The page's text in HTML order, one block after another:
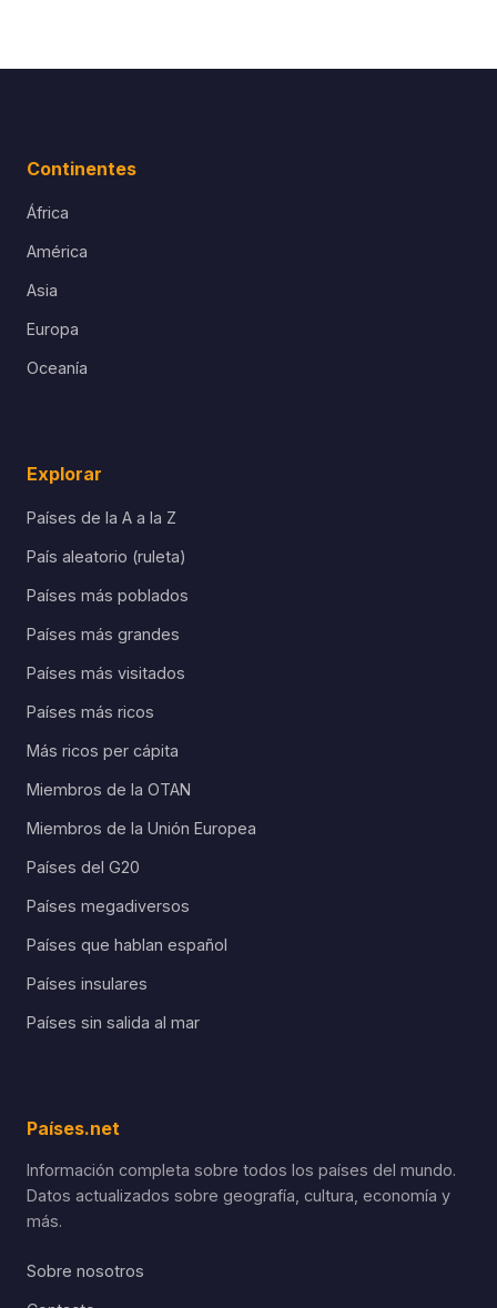
Continentes
África
América
Asia
Europa
Oceanía
Explorar
Países de la A a la Z
País aleatorio (ruleta)
Países más poblados
Países más grandes
Países más visitados
Países más ricos
Más ricos per cápita
Miembros de la OTAN
Miembros de la Unión Europea
Países del G20
Países megadiversos
Países que hablan español
Países insulares
Países sin salida al mar
Países.net
Información completa sobre todos los países del mundo.
Datos actualizados sobre geografía, cultura, economía y
más.
Sobre nosotros